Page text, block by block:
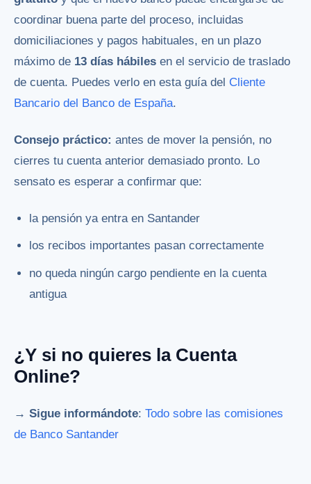
coordinar buena parte del proceso, incluidas
domiciliaciones y pagos habituales, en un plazo
máximo de 13 días hábiles en el servicio de traslado
de cuenta. Puedes verlo en esta guía del Cliente
Bancario del Banco de España.
Consejo práctico: antes de mover la pensión, no
cierres tu cuenta anterior demasiado pronto. Lo
sensato es esperar a confirmar que:
la pensión ya entra en Santander
los recibos importantes pasan correctamente
no queda ningún cargo pendiente en la cuenta
antigua
¿Y si no quieres la Cuenta
Online?
→ Sigue informándote: Todo sobre las comisiones
de Banco Santander